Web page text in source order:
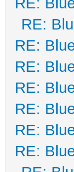
RE:
RE:
RE:
RE:
RE:
RE:
RE: